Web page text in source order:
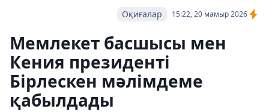
15:22, 20 мамыр 2026
Оқиғалар
Мемлекет басшысы мен
Кения президенті
Бірлескен мәлімдеме
қабылдады